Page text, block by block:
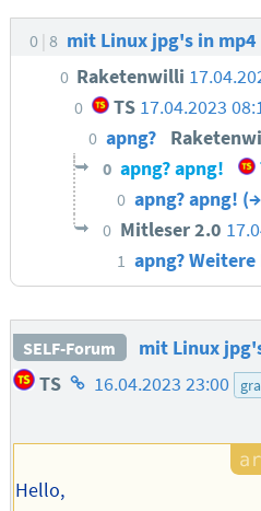
0 8 mit Linux jpg's in
0 Raketenwilli
0 TS 17.04.2023
0 apng?
0 apng? apng!
0 apng? apng!
0 Mitleser 2.0
1 apng?
SELF-Forum
mit Linux
TS Homepage
Autors
16.04.2023 23:00
Hello,